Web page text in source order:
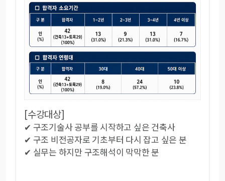
[수강대상]
✔ 구조기술사 공부를 시작하고 싶은 건축사
✔ 구조 비전공자로 기초부터 다시 잡고 싶은 분
✔ 실무는 하지만 구조해석이 막막한 분